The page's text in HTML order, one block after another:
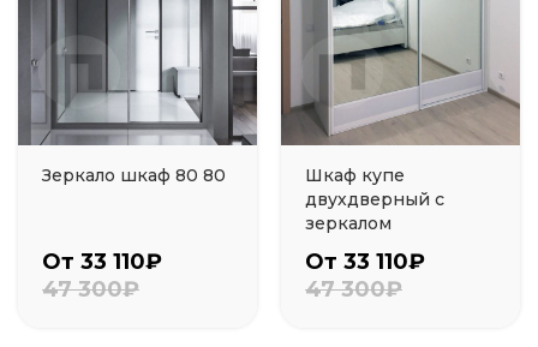
Зеркало шкаф 80 80
От 33 110₽
47 300₽
Шкаф купе
двухдверный с
зеркалом
От 33 110₽
47 300₽